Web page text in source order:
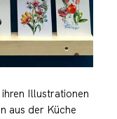
Illustrationen
aus der Küche